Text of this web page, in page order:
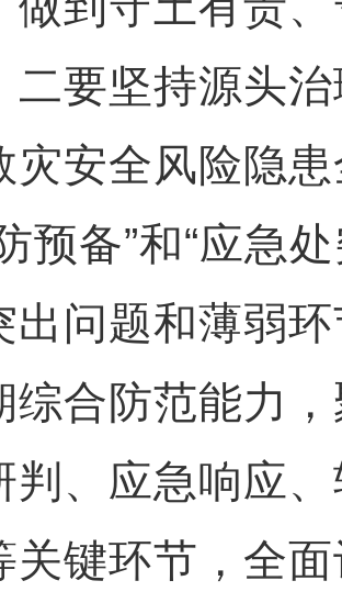
二要坚持源头
灾安全风险隐
预备”和“应急
出问题和薄弱
综合防范能力
判、应急响应
关键环节，全